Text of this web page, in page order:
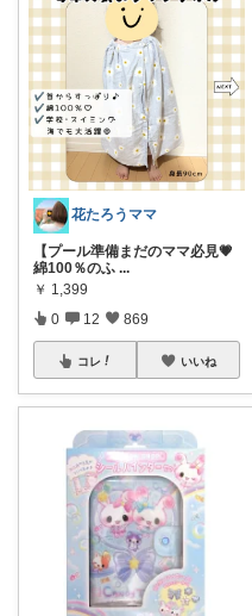
花たろうママ
【プール準備まだのママ必見💗
綿100％のふ ...
￥ 1,399
0 12 869
コレ いいね